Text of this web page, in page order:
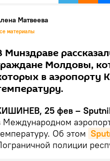
Матвеева
материалы
Минздраве
Молдовы,
в аэропорту
25 фев –
Международном
Об этом
полиции